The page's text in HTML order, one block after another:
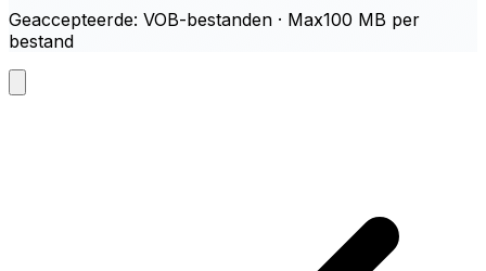
Geaccepteerde: VOB-bestanden · Max100 MB per
bestand